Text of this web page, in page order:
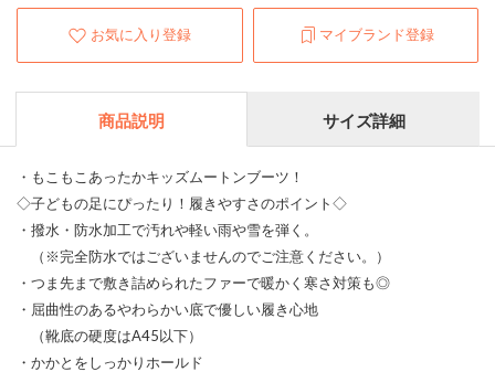
お気に入り登録 マイブランド登録
商品説明 サイズ詳細
・もこもこあったかキッズムートンブーツ！
◇子どもの足にぴったり！履きやすさのポイント◇
・撥水・防水加工で汚れや軽い雨や雪を弾く。
（※完全防水ではございませんのでご注意ください。）
・つま先まで敷き詰められたファーで暖かく寒さ対策も◎
・屈曲性のあるやわらかい底で優しい履き心地
（靴底の硬度はA45以下）
・かかとをしっかりホールド